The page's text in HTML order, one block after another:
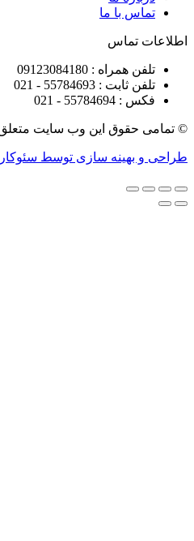
با ما
: 09123084180
: 55784693 - 021
این وب سایت متعلق به این
سازی توسط سئوکار